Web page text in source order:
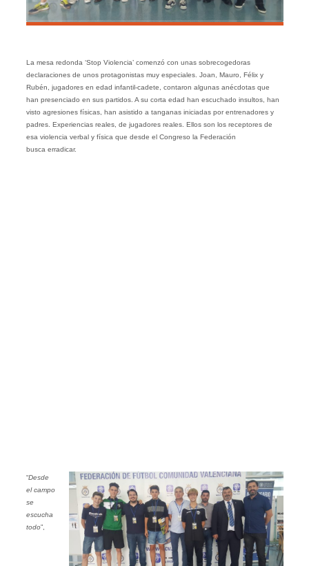
La mesa redonda ‘Stop Violencia’ comenzó con unas sobrecogedoras
declaraciones de unos protagonistas muy especiales. Joan, Mauro, Félix y
Rubén, jugadores en edad infantil-cadete, contaron algunas anécdotas que
han presenciado en sus partidos. A su corta edad han escuchado insultos, han
visto agresiones físicas, han asistido a tanganas iniciadas por entrenadores y
padres. Experiencias reales, de jugadores reales. Ellos son los receptores de
esa violencia verbal y física que desde el Congreso la Federación
busca erradicar.
“Desde
el campo
se
escucha
todo”,